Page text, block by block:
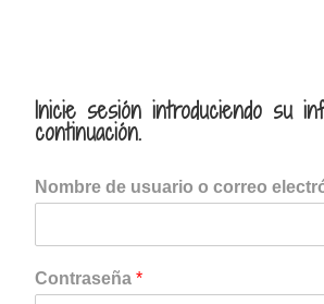
Inicie sesión introduciendo su
continuación.
Nombre de usuario o correo
Contraseña*